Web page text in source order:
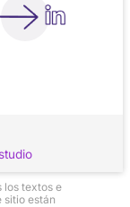
los textos e
sitio están